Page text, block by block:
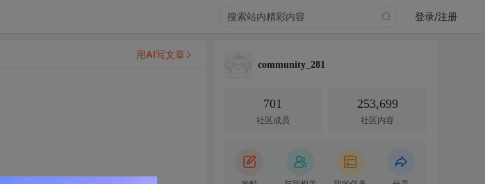
登录/注册
用AI写文章
community_281
701
社区成员
253,699
社区内容